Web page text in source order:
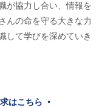
が協力し合い、情報を
んの命を守る大きな力
して学びを深めていき
はこちら